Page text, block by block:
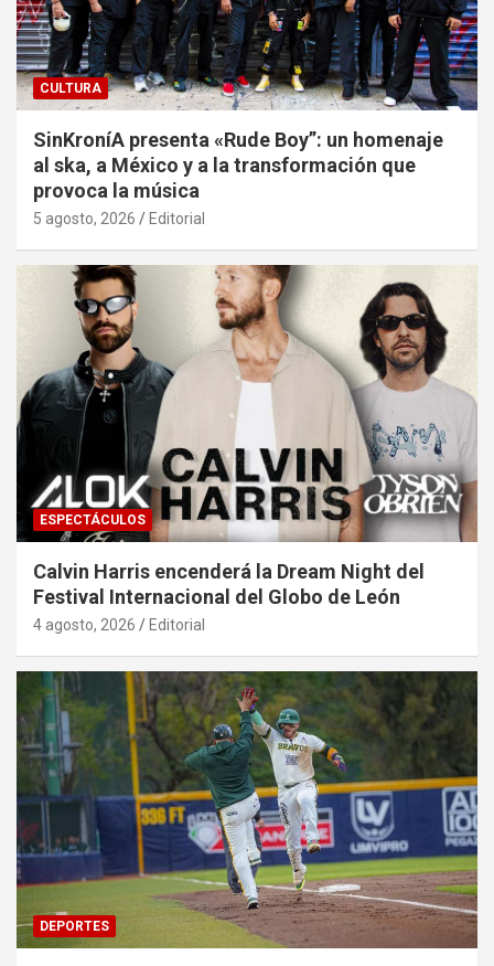
CULTURA
SinKroníA presenta «Rude Boy”: un homenaje
al ska, a México y a la transformación que
provoca la música
5 agosto, 2026 Editorial
ESPECTÁCULOS
Calvin Harris encenderá la Dream Night del
Festival Internacional del Globo de León
4 agosto, 2026 Editorial
DEPORTES